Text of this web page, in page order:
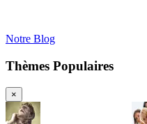
Notre Blog
Thèmes Populaires
×